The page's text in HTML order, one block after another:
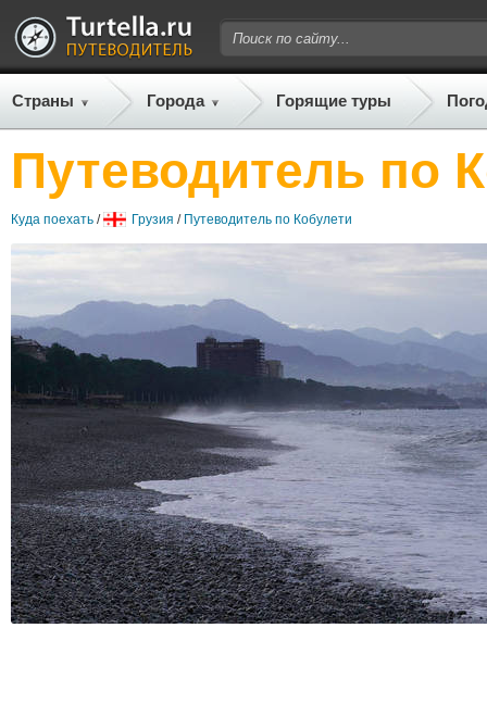
Страны Города Горящие туры
Путеводитель по
Куда поехать / Грузия / Путеводитель по Кобулети